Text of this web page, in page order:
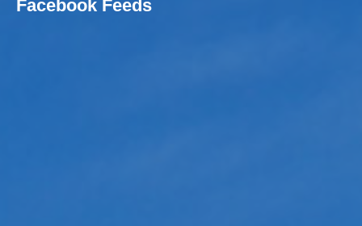
Facebook Feeds